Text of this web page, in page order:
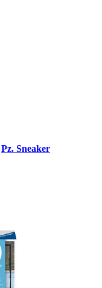
Pz. Sneaker